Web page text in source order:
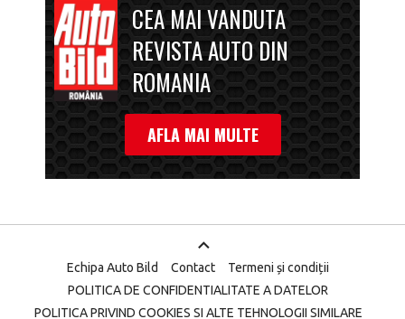
CEA MAI VANDUTA
REVISTA AUTO DIN
ROMANIA
AFLA MAI MULTE
Echipa Auto Bild Contact
Termeni și condiții
POLITICA DE CONFIDENTIALITATE A DATELOR
POLITICA PRIVIND COOKIES SI ALTE TEHNOLOGII SIMILARE